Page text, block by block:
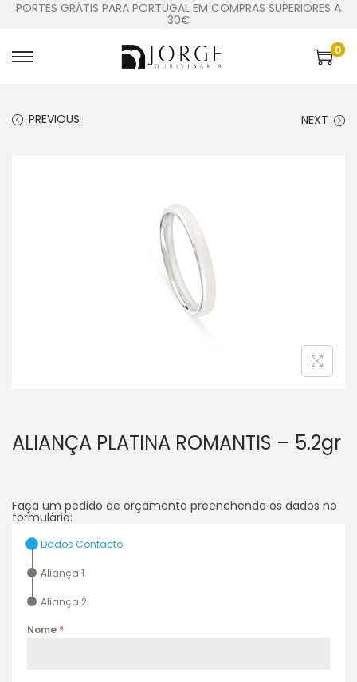
PORTES GRÁTIS PARA PORTUGAL EM COMPRAS SUPERIORES A
30€
0
PREVIOUS NEXT
ALIANÇA PLATINA ROMANTIS – 5.2gr
Faça um pedido de orçamento preenchendo os dados no
formulário:
Dados Contacto
Aliança 1
Aliança 2
Nome *